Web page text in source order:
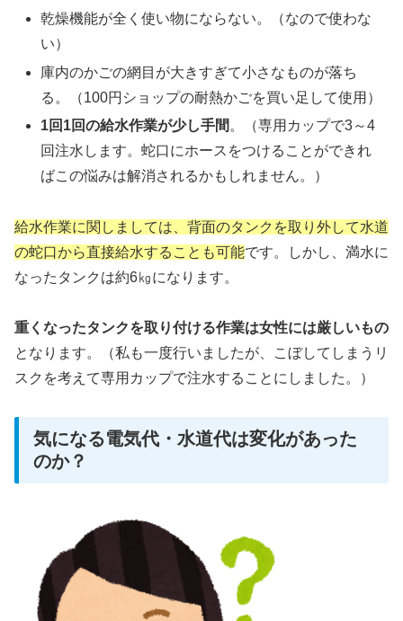
乾燥機能が全く使い物にならない。（なので使わな
い）
庫内のかごの網目が大きすぎて小さなものが落ち
る。（100円ショップの耐熱かごを買い足して使用）
1回1回の給水作業が少し手間 。（専用カップで3～4
回注水します。蛇口にホースをつけることができれ
ばこの悩みは解消されるかもしれません。）
給水作業に関しましては、背面のタンクを取り外して水道
の蛇口から直接給水することも可能です。しかし、満水に
なったタンクは約6㎏になります。
重くなったタンクを取り付ける作業は女性には厳しいもの
となります。（私も一度行いましたが、こぼしてしまうリ
スクを考えて専用カップで注水することにしました。）
気になる電気代・水道代は変化があった
のか？